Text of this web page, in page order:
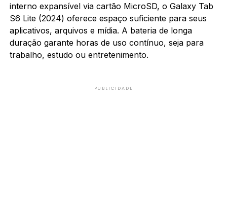
interno expansível via cartão MicroSD, o Galaxy Tab
S6 Lite (2024) oferece espaço suficiente para seus
aplicativos, arquivos e mídia. A bateria de longa
duração garante horas de uso contínuo, seja para
trabalho, estudo ou entretenimento.
PUBLICIDADE